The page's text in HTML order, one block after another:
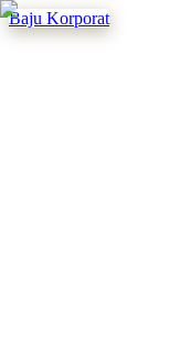
Baju Korporat